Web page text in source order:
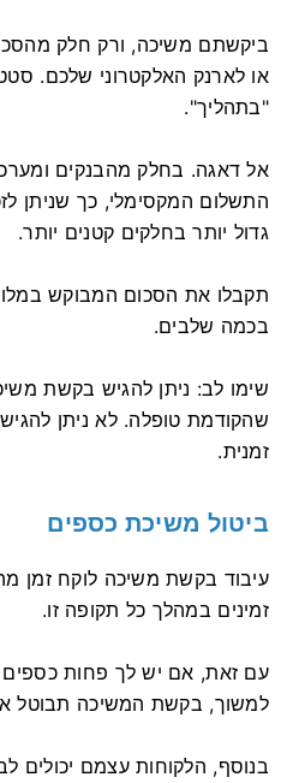
ביקשתם משיכה, ורק חלק
או לארנק האלקטרוני שלכם.
"בתהליך".
אל דאגה. בחלק מהבנקים
התשלום המקסימלי, כך שניתן
גדול יותר בחלקים קטנים יותר.
תקבלו את הסכום המבוקש
בכמה שלבים.
שימו לב: ניתן להגיש בקשת
שהקודמת טופלה. לא ניתן
זמנית.
ביטול משיכת כספים
עיבוד בקשת משיכה לוקח זמן
זמינים במהלך כל תקופה זו.
עם זאת, אם יש לך פחות
למשוך, בקשת המשיכה תבוטל
בנוסף, הלקוחות עצמם יכולים